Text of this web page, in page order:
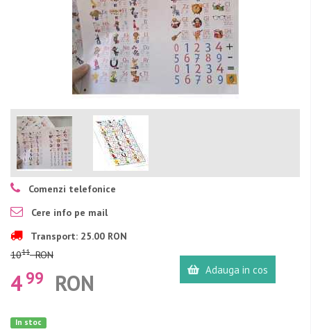
Comenzi telefonice
Cere info pe mail
Transport: 25.00 RON
1011RON
4 99 RON Adauga in cos
In stoc